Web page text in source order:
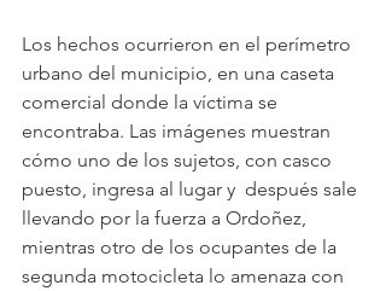
Los hechos ocurrieron en el perímetro
urbano del municipio, en una caseta
comercial donde la víctima se
encontraba. Las imágenes muestran
cómo uno de los sujetos, con casco
puesto, ingresa al lugar y  después sale
llevando por la fuerza a Ordoñez,
mientras otro de los ocupantes de la
segunda motocicleta lo amenaza con